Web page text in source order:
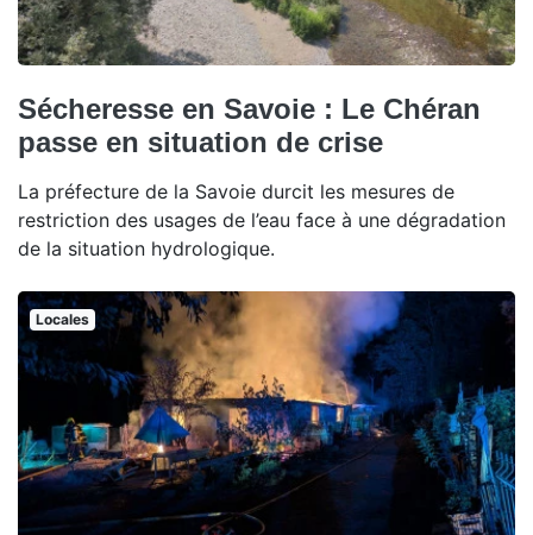
Sécheresse en Savoie : Le Chéran
passe en situation de crise
La préfecture de la Savoie durcit les mesures de
restriction des usages de l’eau face à une dégradation
de la situation hydrologique.
Locales